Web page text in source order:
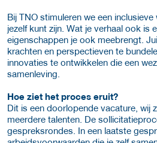
Bij TNO stimuleren we een
jezelf kunt zijn. Wat je verhaal ook is
eigenschappen je ook meebrengt.
krachten en perspectieven te
innovaties te ontwikkelen die een
samenleving.
Hoe ziet het proces eruit?
Dit is een doorlopende vacature, wij
meerdere talenten. De
gespreksrondes. In een laatste